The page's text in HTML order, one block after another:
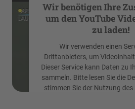
Wir benötigen Ihre
um den YouTube
zu laden!
Wir verwenden einen
Drittanbieters, um
Dieser Service kann Daten zu
sammeln. Bitte lesen Sie die
stimmen Sie der Nutzung des